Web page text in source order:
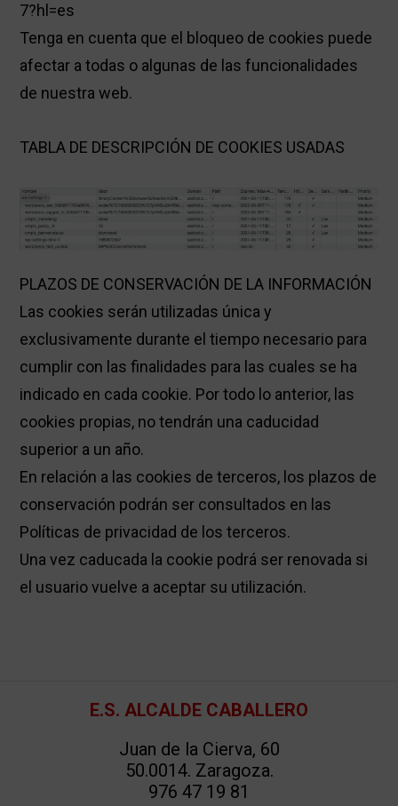
7?hl=es
Tenga en cuenta que el bloqueo de cookies puede
afectar a todas o algunas de las funcionalidades
de nuestra web.
TABLA DE DESCRIPCIÓN DE COOKIES USADAS
PLAZOS DE CONSERVACIÓN DE LA INFORMACIÓN
Las cookies serán utilizadas única y
exclusivamente durante el tiempo necesario para
cumplir con las finalidades para las cuales se ha
indicado en cada cookie. Por todo lo anterior, las
cookies propias, no tendrán una caducidad
superior a un año.
En relación a las cookies de terceros, los plazos de
conservación podrán ser consultados en las
Políticas de privacidad de los terceros.
Una vez caducada la cookie podrá ser renovada si
el usuario vuelve a aceptar su utilización.
FooterE.S. ALCALDE CABALLERO
Juan de la Cierva, 60
50.0014. Zaragoza.
976 47 19 81